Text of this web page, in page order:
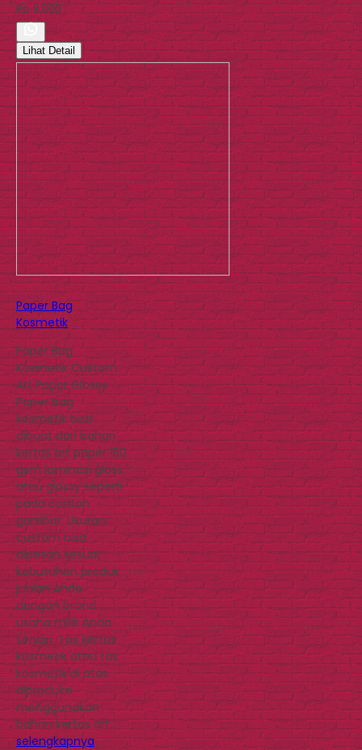
Rp 8.000
Lihat Detail
Paper Bag
Kosmetik
Paper Bag
Kosmetik Custom
Art Paper Glossy
Paper bag
kosmetik bisa
dibuat dari bahan
kertas art paper 150
gsm laminasi gloss
atau glossy seperti
pada contoh
gambar. Ukuran
custom bisa
dipesan sesuai
kebutuhan produk
jualan Anda
dengan brand
usaha milik Anda
sendiri. Tas kertas
kosmetik atau tas
kosmetik di atas
diproduksi
menggunakan
bahan kertas art…
selengkapnya